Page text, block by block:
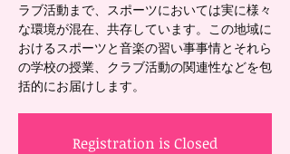
ラブ活動まで、スポーツにおいては実に様々
な環境が混在、共存しています。この地域に
おけるスポーツと音楽の習い事事情とそれら
の学校の授業、クラブ活動の関連性などを包
括的にお届けします。
Registration is Closed